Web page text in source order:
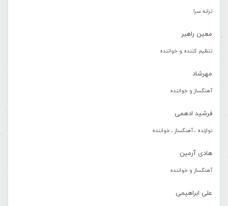
ترانه سرا
معین راهبر
تنظیم کننده و خواننده
مهرشاد
آهنگساز و خواننده
فرشید ادهمی
نوازنده ، آهنگساز ، خواننده
هادی آرمین
آهنگساز و خواننده
علی ابراهیمی